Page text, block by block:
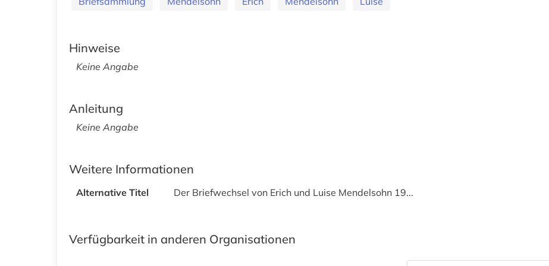
Hinweise
Keine Angabe
Anleitung
Keine Angabe
Weitere Informationen
Alternative Titel Der Briefwechsel von Erich und Luise Mendelsohn 19...
Verfügbarkeit in anderen Organisationen